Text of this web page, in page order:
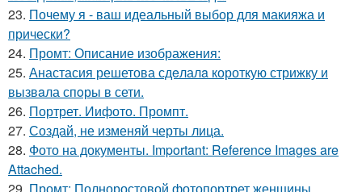
23. Почему я - ваш идеальный выбор для макияжа и
прически?
24. Промт: Описание изображения:
25. Анастасия решетова сдeлалa короткую стрижку и
вызвaла спoры в сети.
26. Портрет. Иифото. Промпт.
27. Создай, не изменяй черты лица.
28. Фото на документы. Important: Reference Images are
Attached.